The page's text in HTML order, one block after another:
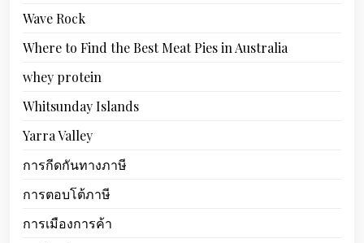
Wave Rock
Where to Find the Best Meat Pies in Australia
whey protein
Whitsunday Islands
Yarra Valley
การกีดกันทางภาษี
การตอบโต้ภาษี
การเมืองการค้า